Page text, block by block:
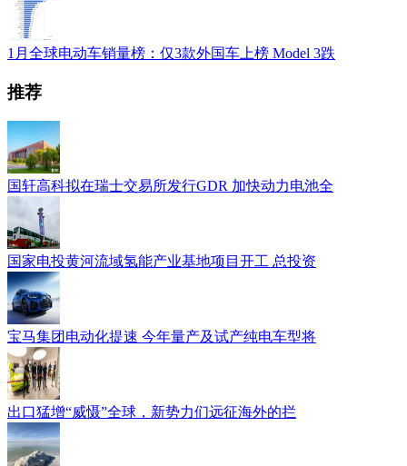
1月全球电动车销量榜：仅3款外国车上榜 Model 3跌
推荐
国轩高科拟在瑞士交易所发行GDR 加快动力电池全
国家电投黄河流域氢能产业基地项目开工 总投资
宝马集团电动化提速 今年量产及试产纯电车型将
出口猛增“威慑”全球，新势力们远征海外的拦